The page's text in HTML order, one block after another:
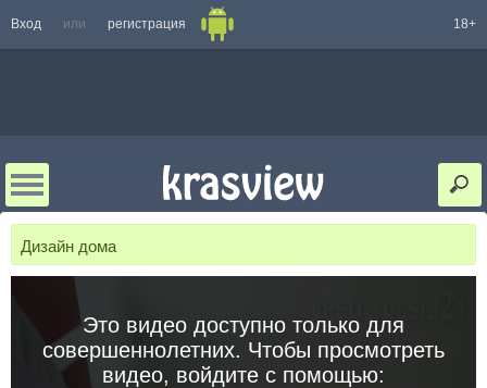
Вход или регистрация 18+
Дизайн дома
Это видео доступно только для
совершеннолетних. Чтобы просмотреть
видео, войдите с помощью: